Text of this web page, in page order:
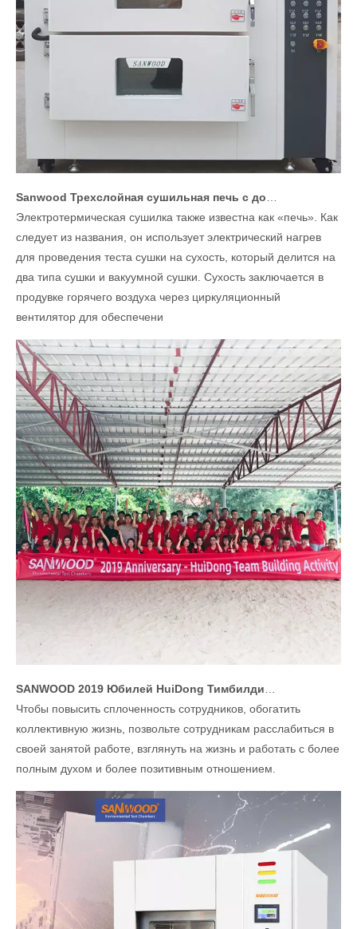
Электротермическая сушилка также известна как «печь». Как
следует из названия, он использует электрический нагрев
для проведения теста сушки на сухость, который делится на
два типа сушки и вакуумной сушки. Сухость заключается в
продувке горячего воздуха через циркуляционный
вентилятор для обеспечени
Чтобы повысить сплоченность сотрудников, обогатить
коллективную жизнь, позвольте сотрудникам расслабиться в
своей занятой работе, взглянуть на жизнь и работать с более
полным духом и более позитивным отношением.